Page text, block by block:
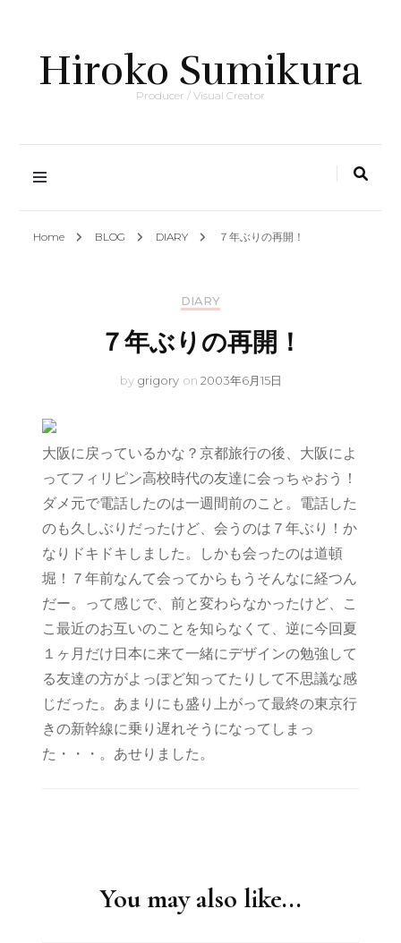
Hiroko Sumikura
Producer / Visual Creator
Home BLOG DIARY ７年ぶりの再開！
DIARY
７年ぶりの再開！
by grigory on 2003年6月15日
大阪に戻っているかな？京都旅行の後、大阪によ
ってフィリピン高校時代の友達に会っちゃおう！
ダメ元で電話したのは一週間前のこと。電話した
のも久しぶりだったけど、会うのは７年ぶり！か
なりドキドキしました。しかも会ったのは道頓
堀！７年前なんて会ってからもうそんなに経つん
だー。って感じで、前と変わらなかったけど、こ
こ最近のお互いのことを知らなくて、逆に今回夏
１ヶ月だけ日本に来て一緒にデザインの勉強して
る友達の方がよっぽど知ってたりして不思議な感
じだった。あまりにも盛り上がって最終の東京行
きの新幹線に乗り遅れそうになってしまっ
た・・・。あせりました。
You may also like...